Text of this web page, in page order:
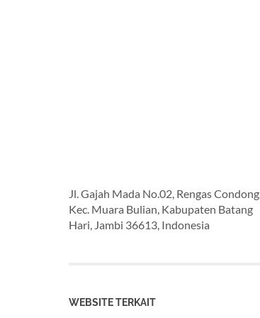
Jl. Gajah Mada No.02, Rengas Condong,
Kec. Muara Bulian, Kabupaten Batang
Hari, Jambi 36613, Indonesia
WEBSITE TERKAIT